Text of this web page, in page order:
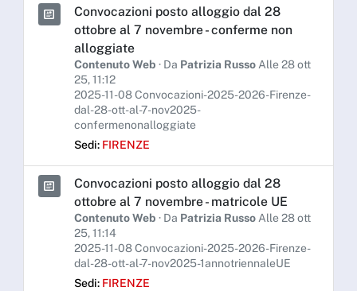
Convocazioni posto alloggio dal 28
ottobre al 7 novembre - conferme non
alloggiate
Contenuto Web · Da Patrizia Russo Alle 28 ott
25, 11:12
2025-11-08 Convocazioni-2025-2026-Firenze-
dal-28-ott-al-7-nov2025-
confermenonalloggiate
Sedi: FIRENZE
Convocazioni posto alloggio dal 28
ottobre al 7 novembre - matricole UE
Contenuto Web · Da Patrizia RussoAlle 28 ott
25, 11:14
2025-11-08 Convocazioni-2025-2026-Firenze-
dal-28-ott-al-7-nov2025-1annotriennaleUE
Sedi: FIRENZE